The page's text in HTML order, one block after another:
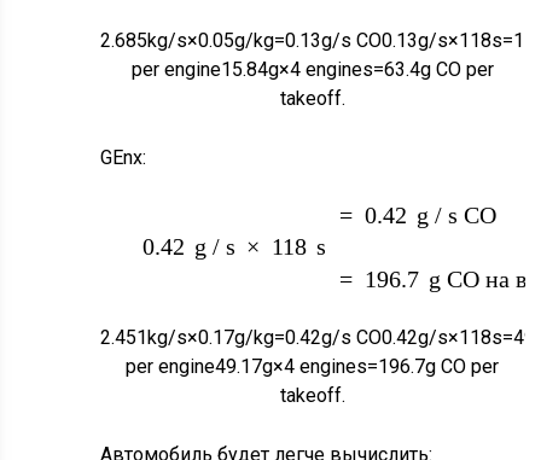
2.685kg/s×0.05g/kg=0.13g/s CO0.13g/s×118s=
per engine15.84g×4engines=63.4gCO per
takeoff.
GEnx:
G/K G
0.42 g/s × 118 s
= 0.42 g/sCO
двигатель
= 196.7 gCO на
2.451kg/s×0.17g/kg=0.42g/s CO0.42g/s×118s=
per engine49.17g×4 engines=196.7g CO per
takeoff.
Автомобиль будет легче вычислить: